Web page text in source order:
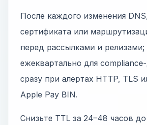
После каждого изменения
сертификата или
перед рассылками и релизами;
ежеквартально для
сразу при алертах HTTP, TLS
Apple Pay BIN.
Снизьте TTL за 24–48 часов